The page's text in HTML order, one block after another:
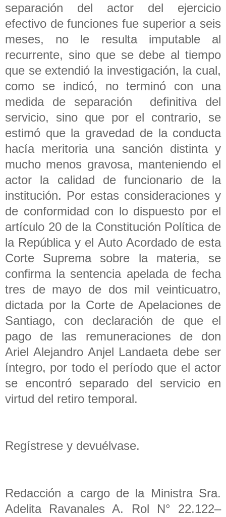
separación del actor del ejercicio
efectivo de funciones fue superior a seis
meses, no le resulta imputable al
recurrente, sino que se debe al tiempo
que se extendió la investigación, la cual,
como se indicó, no terminó con una
medida de separación definitiva del
servicio, sino que por el contrario, se
estimó que la gravedad de la conducta
hacía meritoria una sanción distinta y
mucho menos gravosa, manteniendo el
actor la calidad de funcionario de la
institución. Por estas consideraciones y
de conformidad con lo dispuesto por el
artículo 20 de la Constitución Política de
la República y el Auto Acordado de esta
Corte Suprema sobre la materia, se
confirma la sentencia apelada de fecha
tres de mayo de dos mil veinticuatro,
dictada por la Corte de Apelaciones de
Santiago, con declaración de que el
pago de las remuneraciones de don
Ariel Alejandro Anjel Landaeta debe ser
íntegro, por todo el período que el actor
se encontró separado del servicio en
virtud del retiro temporal.
Regístrese y devuélvase.
Redacción a cargo de la Ministra Sra.
Adelita Ravanales A. Rol N° 22.122–